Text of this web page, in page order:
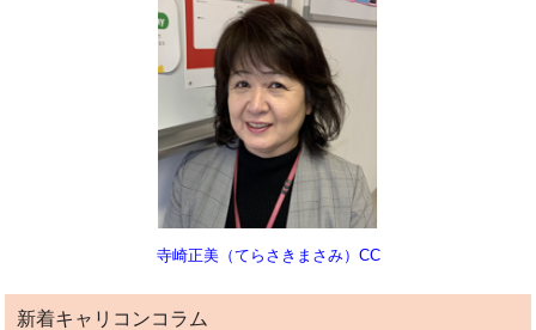
寺崎正美（てらさきまさみ）CC
新着キャリコンコラム